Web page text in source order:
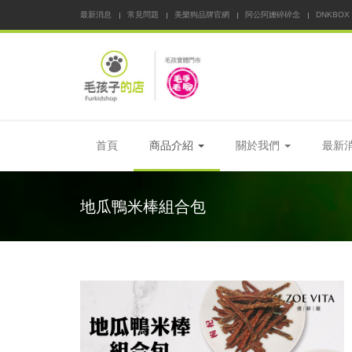
最新消息 常見問題 美樂狗品牌官網 阿公阿嬤碎碎念 DNKBOX
首頁 商品介紹 關於我們 最新
地瓜鴨米棒組合包